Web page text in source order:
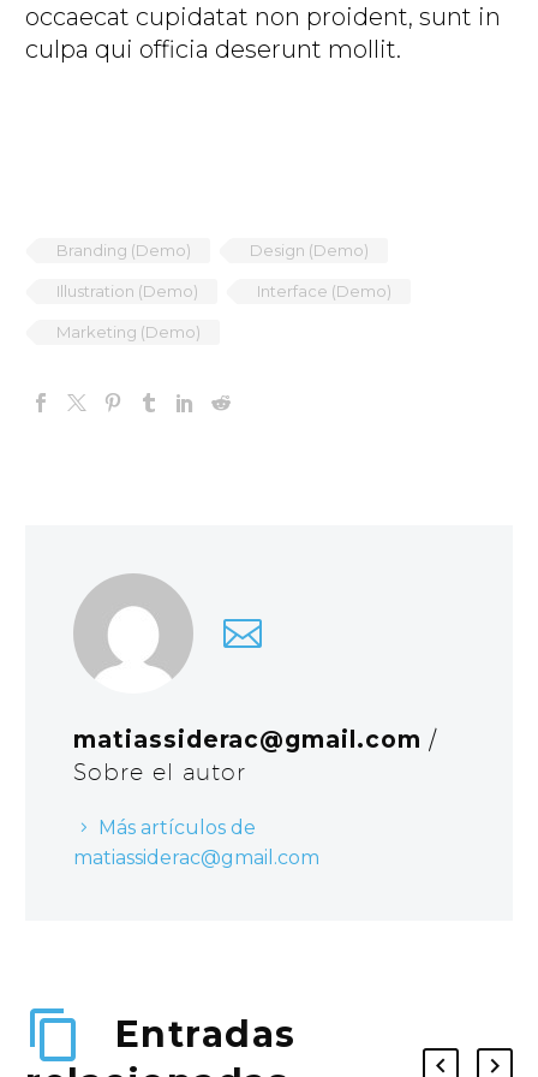
occaecat cupidatat non proident, sunt in
culpa qui officia deserunt mollit.
Branding (Demo) Design (Demo)
Illustration (Demo) Interface (Demo)
Marketing (Demo)
matiassiderac@gmail.com /
Sobre el autor
Más artículos de
matiassiderac@gmail.com
Entradas